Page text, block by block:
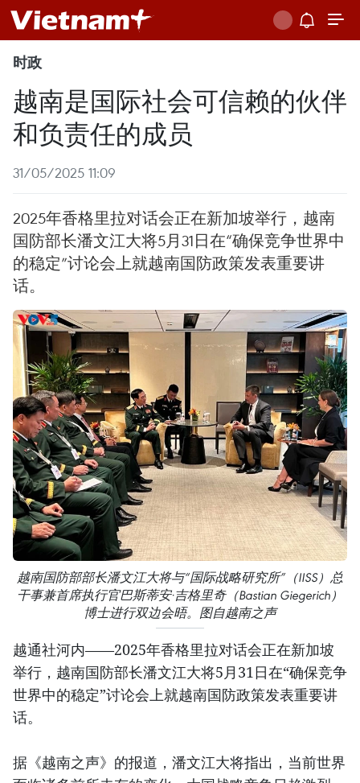
时政
越南是国际社会可信赖的伙伴
和负责任的成员
31/05/2025 11:09
2025年香格里拉对话会正在新加坡举行，越南
国防部长潘文江大将5月31日在“确保竞争世界中
的稳定”讨论会上就越南国防政策发表重要讲
话。
越南国防部部长潘文江大将与“国际战略研究所”（IISS）总
干事兼首席执行官巴斯蒂安·吉格里奇（Bastian Giegerich）
博士进行双边会晤。图自越南之声
越通社河内——2025年香格里拉对话会正在新加坡
举行，越南国防部长潘文江大将5月31日在“确保竞争
世界中的稳定”讨论会上就越南国防政策发表重要讲
话。
据《越南之声》的报道，潘文江大将指出，当前世界